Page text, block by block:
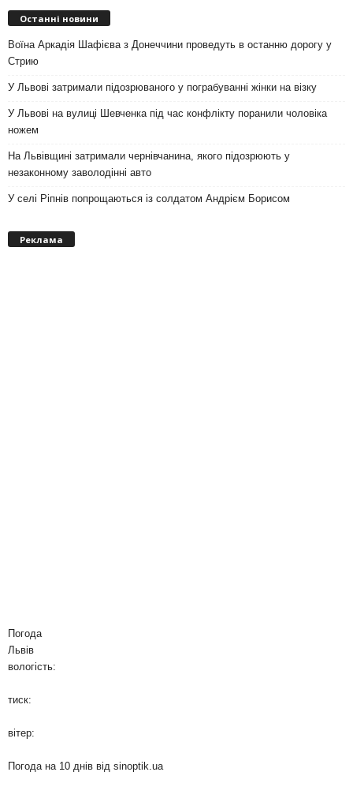
Останні новини
Воїна Аркадія Шафієва з Донеччини проведуть в останню дорогу у
Стрию
У Львові затримали підозрюваного у пограбуванні жінки на візку
У Львові на вулиці Шевченка під час конфлікту поранили чоловіка
ножем
На Львівщині затримали чернівчанина, якого підозрюють у
незаконному заволодінні авто
У селі Ріпнів попрощаються із солдатом Андрієм Борисом
Реклама
Погода
Львів
вологість:
тиск:
вітер:
Погода на 10 днів від sinoptik.ua